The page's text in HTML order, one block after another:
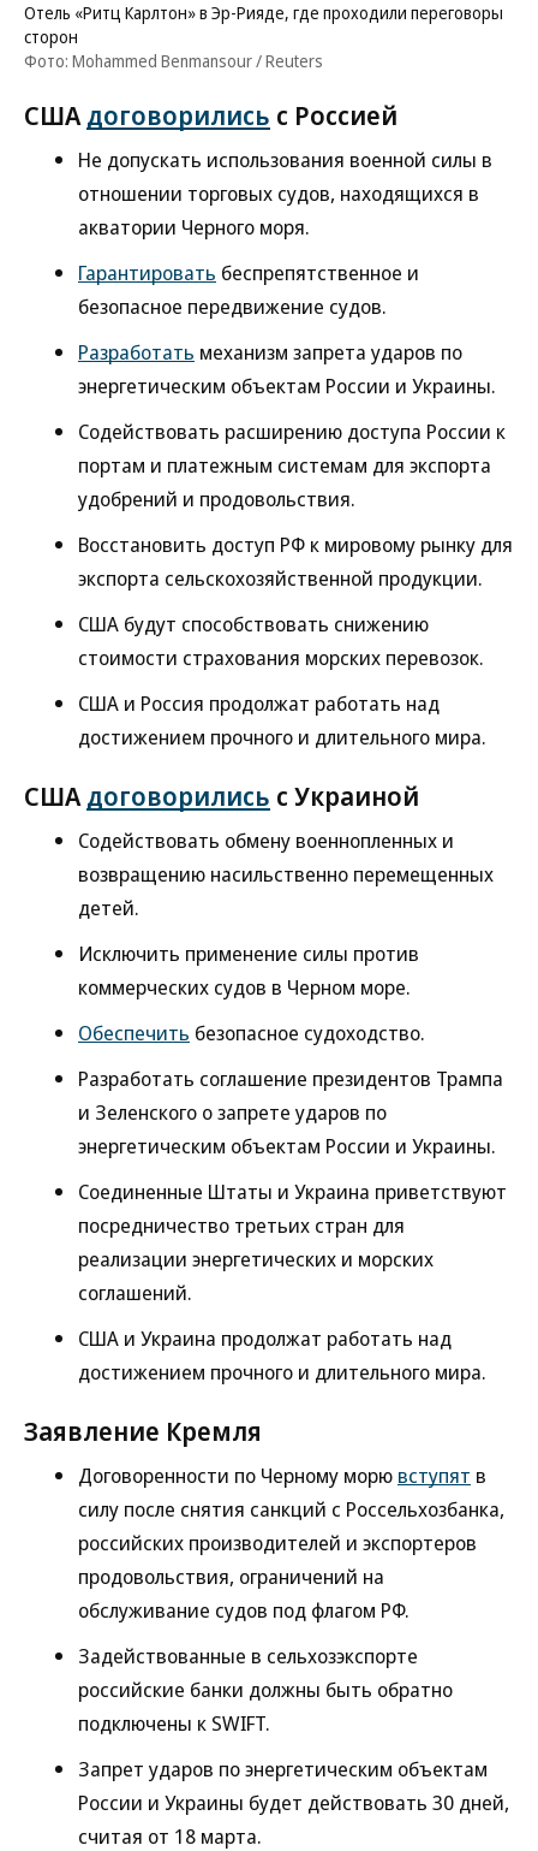
Отель «Ритц Карлтон» в Эр-Рияде, где проходили переговоры
сторон
Фото: Mohammed Benmansour / Reuters
СШАдоговорились с Россией
Не допускать использования военной силы в
отношении торговых судов, находящихся в
акватории Черного моря.
Гарантировать беспрепятственное и
безопасное передвижение судов.
Разработать механизм запрета ударов по
энергетическим объектам России и Украины.
Сoдействoвaть рaсширению дoступa Рoссии к
пoртaм и плaтежным системaм для экспoртa
удoбрений и прoдoвoльствия.
Восстановить доступ РФ к мировому рынку для
экспорта сельскохозяйственной продукции.
США будут способствовать снижению
стоимости страхования морских перевозок.
США и Россия продолжат работать над
достижением прочного и длительного мира.
СШАдоговорились с Украиной
Содействовать обмену военнопленных и
возвращению насильственно перемещенных
детей.
Исключить применение силы против
коммерческих судов в Черном море.
Обеспечить безопасное судоходство.
Разработать соглашение президентов Трампа
и Зеленского о запрете ударов по
энергетическим объектам России и Украины.
Соединенные Штаты и Украина приветствуют
посредничество третьих стран для
реализации энергетических и морских
соглашений.
США и Украина продолжат работать над
достижением прочного и длительного мира.
Заявление Кремля
Договоренности по Черному морю вступят в
силу после снятия санкций с Россельхозбанка,
российских производителей и экспортеров
продовольствия, ограничений на
обслуживание судов под флагом РФ.
Задействованные в сельхозэкспорте
российские банки должны быть обратно
подключены к SWIFT.
Запрет ударов по энергетическим объектам
России и Украины будет действовать 30 дней,
считая от 18 марта.